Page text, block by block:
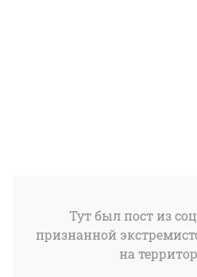
Тут был пост из
признанной
на